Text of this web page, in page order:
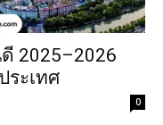
2025–2026
ะเทศ
0